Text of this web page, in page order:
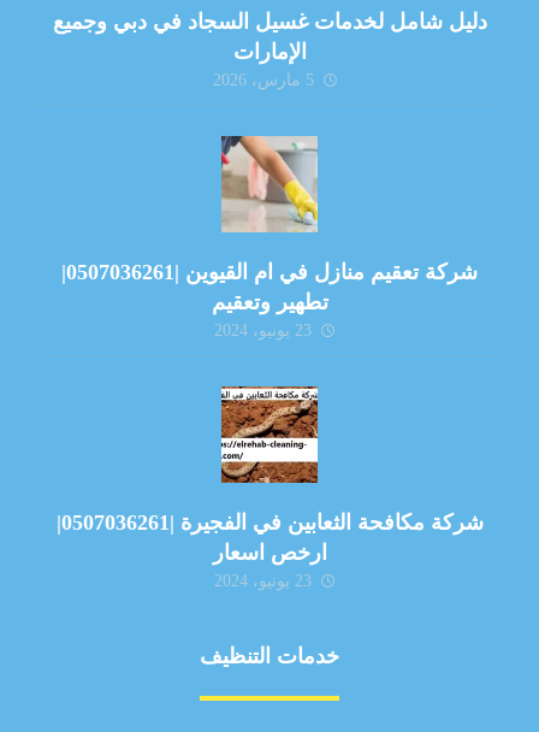
دليل شامل لخدمات غسيل السجاد في دبي وجميع
الإمارات
5 مارس، 2026
شركة تعقيم منازل في ام القيوين |0507036261|
تطهير وتعقيم
23 يونيو، 2024
شركة مكافحة الثعابين في الفجيرة |0507036261|
ارخص اسعار
23 يونيو، 2024
خدمات التنظيف